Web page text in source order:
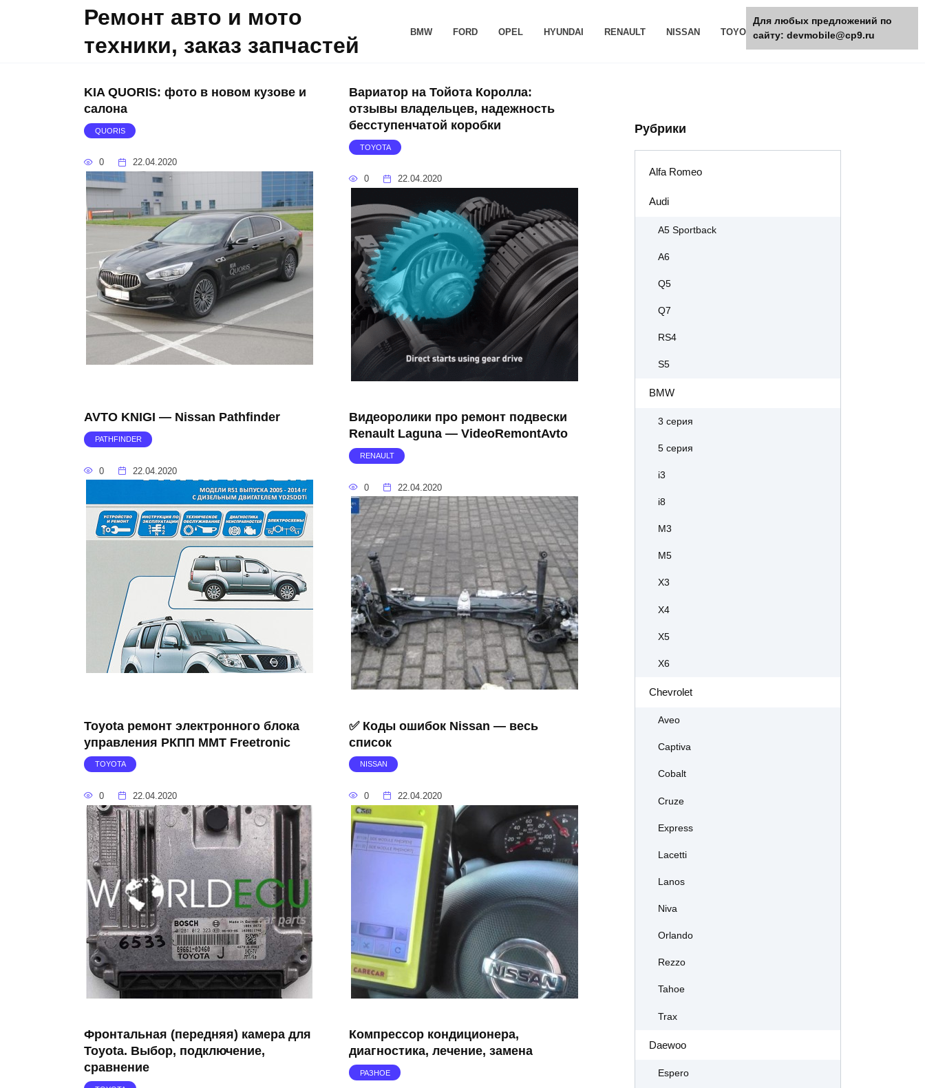
Ремонт авто и мото
техники, заказ запчастей
BMW FORD OPEL HYUNDAI RENAULT NISSAN TOYOTA РАЗНОЕ
KIA QUORIS: фото в новом кузове и
салона
QUORIS
0 22.04.2020
Вариатор на Тойота Королла:
отзывы владельцев, надежность
бесступенчатой коробки
TOYOTA
0 22.04.2020
AVTO KNIGI — Nissan Pathfinder
PATHFINDER
0 22.04.2020
Видеоролики про ремонт подвески
Renault Laguna — VideoRemontAvto
RENAULT
0 22.04.2020
Toyota ремонт электронного блока
управления РКПП MMT Freetronic
TOYOTA
0 22.04.2020
✅ Коды ошибок Nissan — весь
список
NISSAN
0 22.04.2020
Фронтальная (передняя) камера для
Toyota. Выбор, подключение,
сравнение
Компрессор кондиционера,
диагностика, лечение, замена
РАЗНОЕ
Рубрики
Alfa Romeo
Audi
A5 Sportback
A6
Q5
Q7
RS4
S5
BMW
3 серия
5 серия
i3
i8
M3
M5
X3
X4
X5
X6
Chevrolet
Aveo
Captiva
Cobalt
Cruze
Express
Lacetti
Lanos
Niva
Orlando
Rezzo
Tahoe
Trax
Daewoo
Espero
Для любых предложений по
сайту: devmobile@cp9.ru